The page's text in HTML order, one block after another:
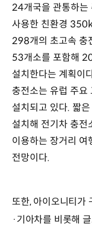
24개국을 관통하는
사용한 친환경
298개의 초고속 충
53개소를 포함해
설치한다는 계획이
충전소는 유럽 주
설치되고 있다. 짧
설치해 전기차 충전
이용하는 장거리 여
전망이다.
또한, 아이오니티가
·기아차를 비롯해